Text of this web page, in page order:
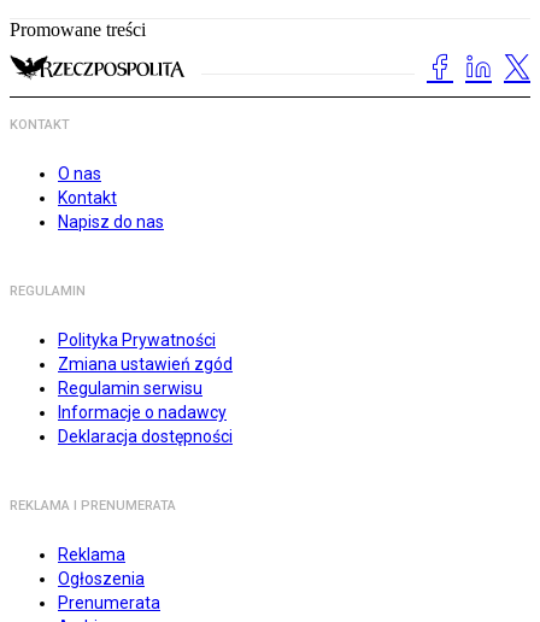
Promowane treści
KONTAKT
O nas
Kontakt
Napisz do nas
REGULAMIN
Polityka Prywatności
Zmiana ustawień zgód
Regulamin serwisu
Informacje o nadawcy
Deklaracja dostępności
REKLAMA I PRENUMERATA
Reklama
Ogłoszenia
Prenumerata